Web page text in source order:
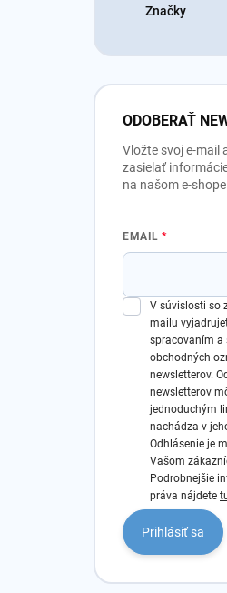
Značky
ODOBERAŤ
Vložte svoj e-mail
zasielať
na našom e-shope.
EMAIL
V súvislosti so
mailu
spracovaním a
obchodných
newsletterov.
newsletterov
jednoduchým
nachádza v
Odhlásenie je
Vašom
Podrobnejšie
práva nájdete
Prihlásiť sa